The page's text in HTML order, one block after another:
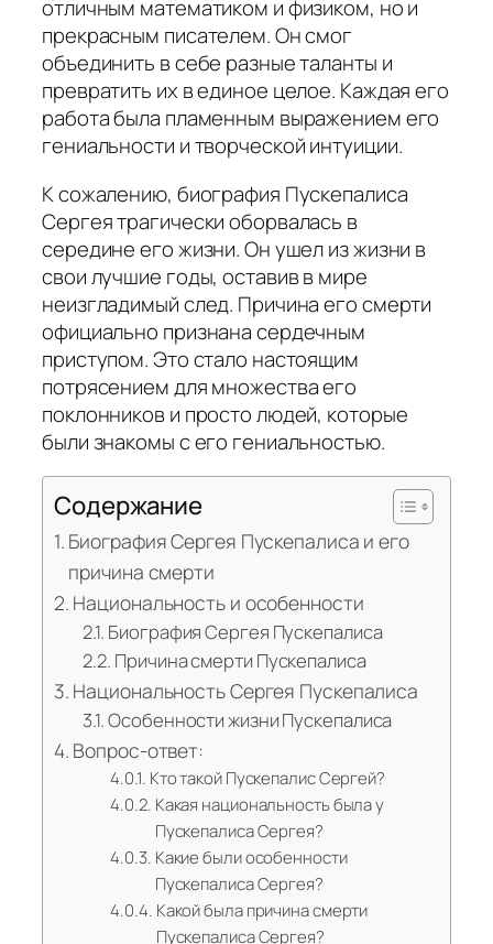
отличным математиком и физиком, но и
прекрасным писателем. Он смог
объединить в себе разные таланты и
превратить их в единое целое. Каждая его
работа была пламенным выражением его
гениальности и творческой интуиции.
К сожалению, биография Пускепалиса
Сергея трагически оборвалась в
середине его жизни. Он ушел из жизни в
свои лучшие годы, оставив в мире
неизгладимый след. Причина его смерти
официально признана сердечным
приступом. Это стало настоящим
потрясением для множества его
поклонников и просто людей, которые
были знакомы с его гениальностью.
Содержание
Биография Сергея Пускепалиса и его
причина смерти
Национальность и особенности
Биография Сергея Пускепалиса
Причина смерти Пускепалиса
Национальность Сергея Пускепалиса
Особенности жизни Пускепалиса
Вопрос-ответ:
Кто такой Пускепалис Сергей?
Какая национальность была у
Пускепалиса Сергея?
Какие были особенности
Пускепалиса Сергея?
Какой была причина смерти
Пускепалиса Сергея?